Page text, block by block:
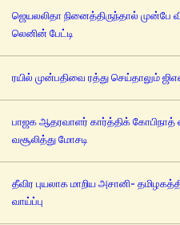
ஜெயலலிதா நினைத்திருந்தால் முன்பே
லெனின் பேட்டி
ரயில் முன்பதிவை ரத்து செய்தாலும்
பாஜக ஆதரவாளர் கார்த்திக்
வசூலித்து மோசடி
தீவிர புயலாக மாறிய அசானி-
வாய்ப்பு